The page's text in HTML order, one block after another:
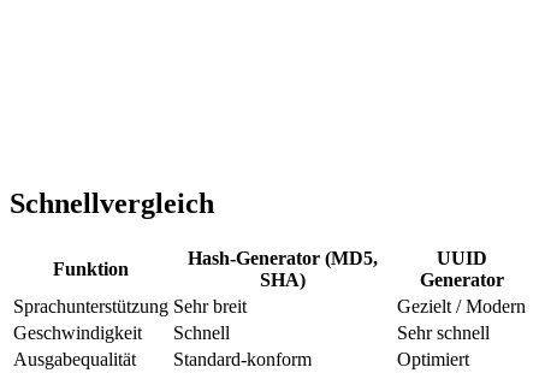
Schnellvergleich
Funktion
Hash-Generator (MD5,
SHA)
UUID
Generator
Sprachunterstützung Sehr breit
Gezielt / Modern
Geschwindigkeit
Schnell
Sehr schnell
Ausgabequalität
Standard-konform
Optimiert